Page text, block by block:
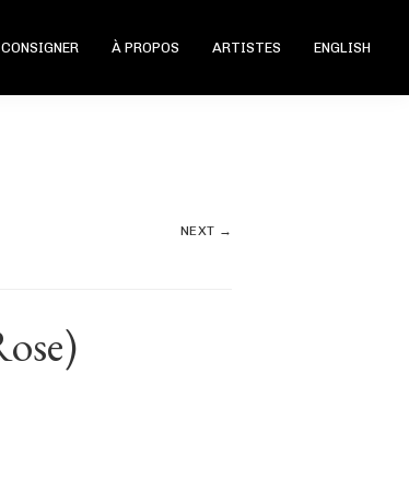
CONSIGNER À PROPOS ARTISTES ENGLISH
NEXT →